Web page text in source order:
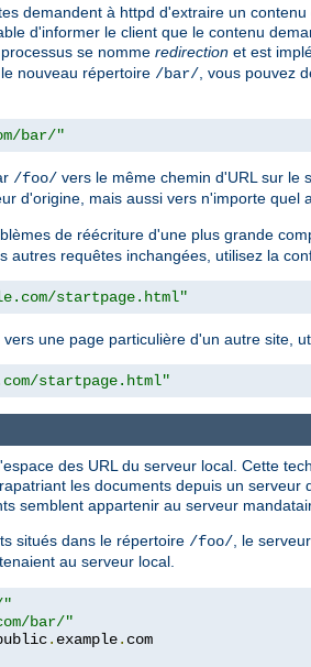
demandent à httpd d'extraire un
d'informer le client que le contenu
se nomme redirection et est
nouveau répertoire /bar/, vous pouvez
bar/"
/foo/ vers le même chemin d'URL sur le
d'origine, mais aussi vers n'importe quel
de réécriture d'une plus grande
requêtes inchangées, utilisez la
startpage.html"
une page particulière d'un autre site,
startpage.html"
des URL du serveur local. Cette
les documents depuis un serveur
semblent appartenir au serveur
situés dans le répertoire /foo/ , le
au serveur local.
"
bar/"
. example.